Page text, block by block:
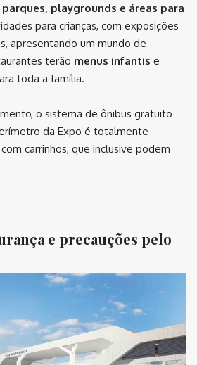
parques, playgrounds e áreas para
para crianças, com exposições
apresentando um mundo de
terão menus infantis e
toda a família.
o sistema de ônibus gratuito
da Expo é totalmente
carrinhos, que inclusive podem
e precauções pelo